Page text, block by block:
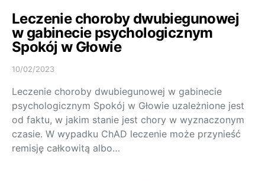
Leczenie choroby dwubiegunowej
w gabinecie psychologicznym
Spokój w Głowie
10/02/2023
Leczenie choroby dwubiegunowej w gabinecie
psychologicznym Spokój w Głowie uzależnione jest
od faktu, w jakim stanie jest chory w wyznaczonym
czasie. W wypadku ChAD leczenie może przynieść
remisję całkowitą albo…